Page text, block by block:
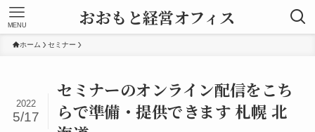
おおもと経営オフィス
MENU
ホーム セミナー
セミナーのオンライン配信をこち
らで準備・提供できます 札幌 北
2022
5/17